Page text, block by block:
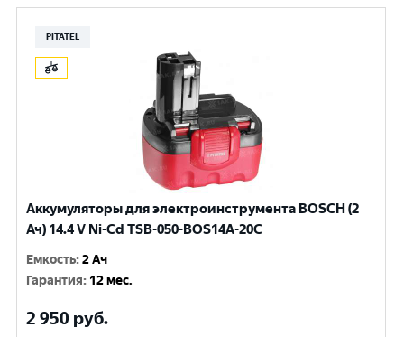
PITATEL
Аккумуляторы для электроинструмента BOSCH (2
Ач) 14.4 V Ni-Cd TSB-050-BOS14A-20C
Емкость:2 Ач
Гарантия: 12 мес.
2 950 руб.